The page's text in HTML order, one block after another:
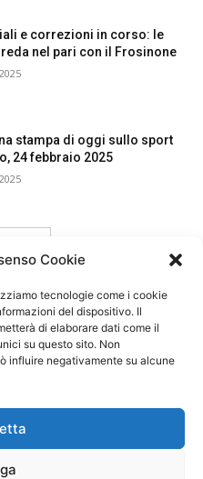
Cookie
tecnologie come i cookie
del dispositivo. Il
di elaborare dati come il
su questo sito. Non
influire negativamente su alcune
e correzioni in corso: le
nel pari con il Frosinone
stampa di oggi sullo sport
24 febbraio 2025